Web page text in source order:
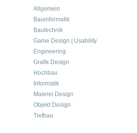
Allgemein
Bauinformatik
Bautechnik
Game Design | Usability
Engineering
Grafik Design
Hochbau
Informatik
Malerei Design
Objekt Design
Tiefbau